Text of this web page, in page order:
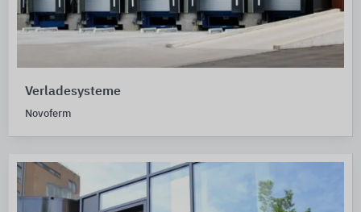
Verladesysteme
Novoferm